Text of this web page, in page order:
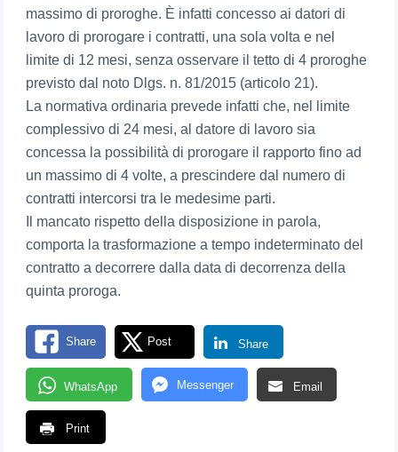
massimo di proroghe. È infatti concesso ai datori di
lavoro di prorogare i contratti, una sola volta e nel
limite di 12 mesi, senza osservare il tetto di 4 proroghe
previsto dal noto Dlgs. n. 81/2015 (articolo 21).
La normativa ordinaria prevede infatti che, nel limite
complessivo di 24 mesi, al datore di lavoro sia
concessa la possibilità di prorogare il rapporto fino ad
un massimo di 4 volte, a prescindere dal numero di
contratti intercorsi tra le medesime parti.
Il mancato rispetto della disposizione in parola,
comporta la trasformazione a tempo indeterminato del
contratto a decorrere dalla data di decorrenza della
quinta proroga.
Share Post Share
WhatsApp Messenger Email
Print